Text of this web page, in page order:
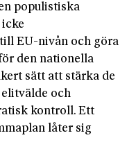
populistiska
EU-nivån och göra
den nationella
sätt att stärka de
och
kontroll. Ett
låter sig